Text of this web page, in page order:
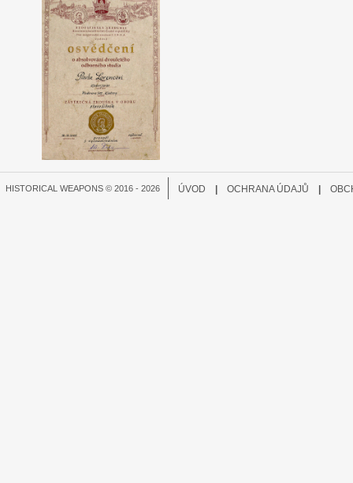
HISTORICAL WEAPONS © 2016 - 2026 ÚVOD OCHRANA ÚDAJŮ